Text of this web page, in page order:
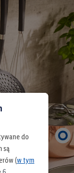
do
są
(w tym